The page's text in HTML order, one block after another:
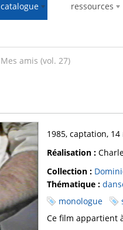
catalogue ressources
Mes amis (vol. 27)
1985, captation,
Réalisation :
Collection :
Thématique :
monologue
Ce film appartient